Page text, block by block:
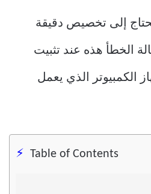
إلى تخصيص دقيقة
الخطأ هذه عند تثبيت
الكمبيوتر الذي يعمل
Table of Contents